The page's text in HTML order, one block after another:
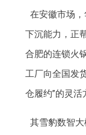
在安徽市场
下沉能力，正
合肥的连锁火
工厂向全国发
仓履约”的灵活
其雪豹数智